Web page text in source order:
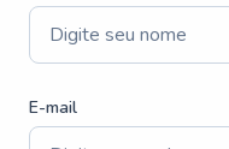
E-mail